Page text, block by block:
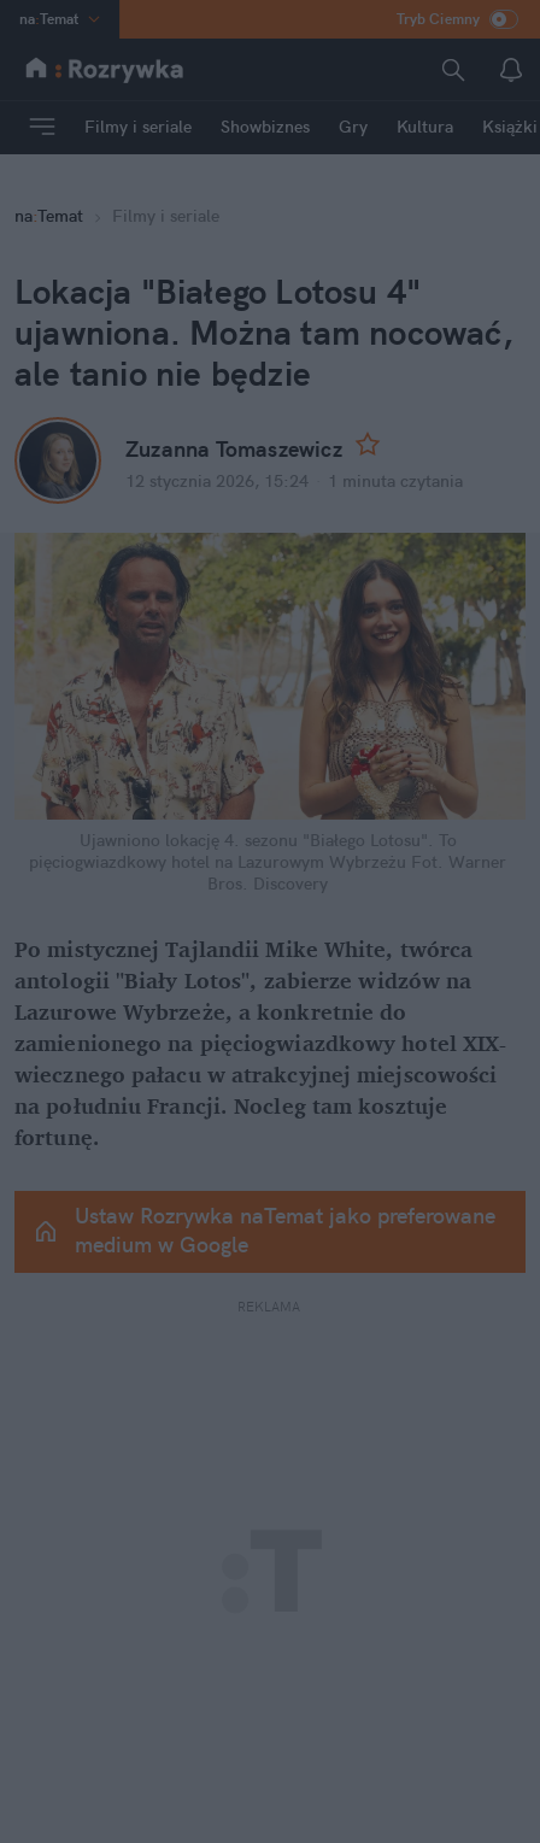
na:Temat
INN Poland
mama
Rozrywka
Tryb Ciemny
Filmy i seriale Showbiznes Gry Kultura Książki
na:Temat Filmy i seriale
Lokacja "Białego Lotosu 4"
ujawniona. Można tam nocować,
ale tanio nie będzie
Zuzanna Tomaszewicz
12 stycznia 2026, 15:24 1 minuta czytania
Ujawniono lokację 4. sezonu "Białego Lotosu". To
pięciogwiazdkowy hotel na Lazurowym Wybrzeżu Fot. Warner
Bros. Discovery
Po mistycznej Tajlandii Mike White, twórca
antologii "Biały Lotos", zabierze widzów na
Lazurowe Wybrzeże, a konkretnie do
zamienionego na pięciogwiazdkowy hotel XIX-
wiecznego pałacu w atrakcyjnej miejscowości
na południu Francji. Nocleg tam kosztuje
fortunę.
Ustaw Rozrywka naTemat jako preferowane
medium w Google
REKLAMA